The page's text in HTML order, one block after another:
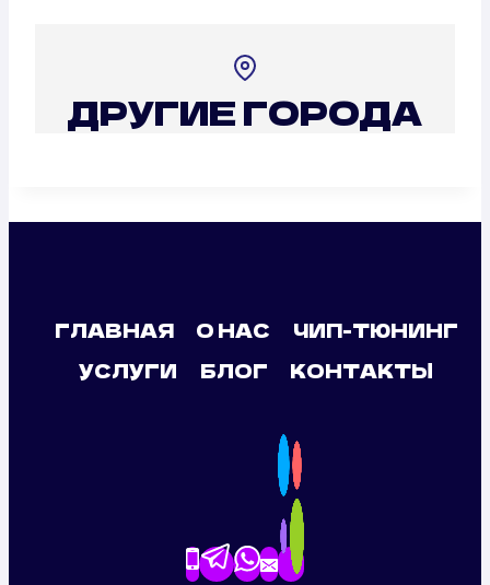
ДРУГИЕ ГОРОДА
ГЛАВНАЯ О НАС
ЧИП-ТЮНИНГ
УСЛУГИ
БЛОГ КОНТАКТЫ